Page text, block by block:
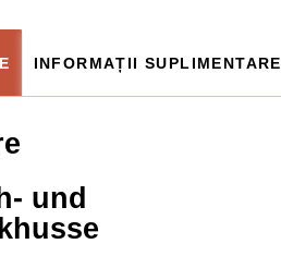
INFORMAȚII SUPLIMENTARE
und